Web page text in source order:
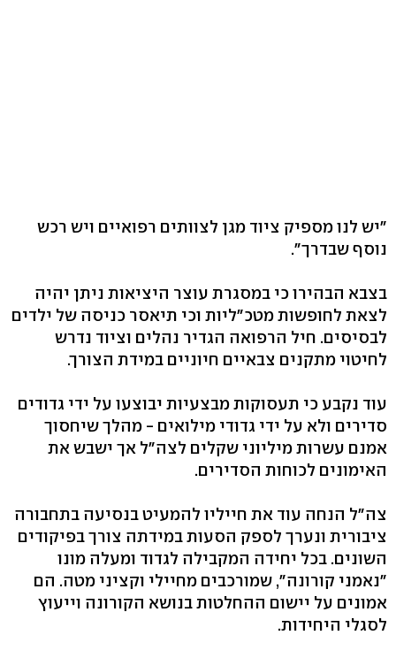
"יש לנו מספיק ציוד מגן לצוותים רפואיים ויש רכש
נוסף שבדרך".
בצבא הבהירו כי במסגרת עוצר היציאות ניתן יהיה
לצאת לחופשות מטכ"ליות וכי תיאסר כניסה של ילדים
לבסיסים. חיל הרפואה הגדיר נהלים וציוד נדרש
לחיטוי מתקנים צבאיים חיוניים במידת הצורך.
עוד נקבע כי תעסוקות מבצעיות יבוצעו על ידי גדודים
סדירים ולא על ידי גדודי מילואים - מהלך שיחסוך
אמנם עשרות מיליוני שקלים לצה"ל אך ישבש את
האימונים לכוחות הסדירים.
צה"ל הנחה עוד את חייליו להמעיט בנסיעה בתחבורה
ציבורית ונערך לספק הסעות במידתה צורך בפיקודים
השונים. בכל יחידה המקבילה לגדוד ומעלה מונו
"נאמני קורונה", שמורכבים מחיילי וקציני מטה. הם
אמונים על יישום ההחלטות בנושא הקורונה וייעוץ
לסגלי היחידות.